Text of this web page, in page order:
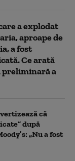
a explodat
aproape de
a fost
Ce arată
preliminară a
că
după
„Nu a fost